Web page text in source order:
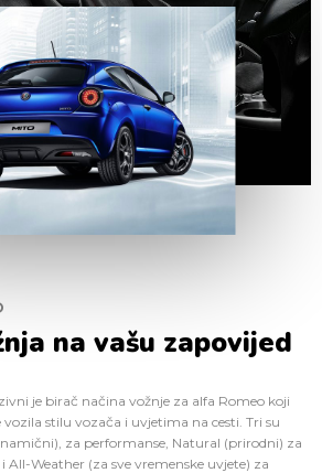
na vašu zapovijed
je birač načina vožnje za alfa Romeo koji
stilu vozača i uvjetima na cesti. Tri su
za performanse, Natural (prirodni) za
Weather (za sve vremenske uvjete) za